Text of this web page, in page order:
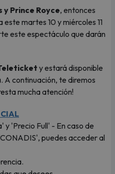
y Prince Royce, entonces
martes 10 y miércoles 11
este espectáculo que darán
y estará disponible
A continuación, te diremos
mucha atención!
y 'Precio Full' - En caso de
puedes acceder al